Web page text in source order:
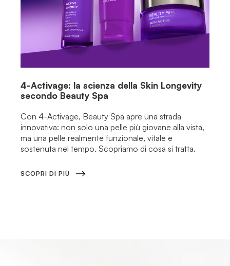
4-Activage: la scienza della Skin Longevity
secondo Beauty Spa
Con 4-Activage, Beauty Spa apre una strada
innovativa: non solo una pelle più giovane alla vista,
ma una pelle realmente funzionale, vitale e
sostenuta nel tempo. Scopriamo di cosa si tratta.
SCOPRI DI PIÙ